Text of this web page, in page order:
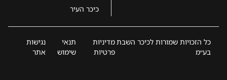
כיכר העיר
כל הזכויות שמורות לכיכר השבת
בע״מ
מדיניות
פרטיות
תנאי
שימוש
נגישות
אתר